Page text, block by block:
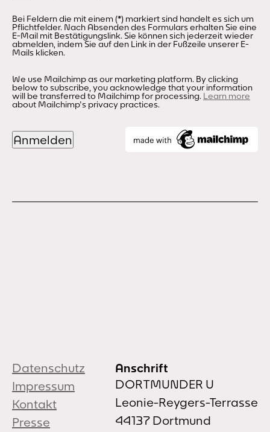
Bei Feldern die mit einem (*) markiert sind handelt es sich um
Pflichtfelder. Nach Absenden des Formulars erhalten Sie eine
E-Mail mit Bestätigungslink. Sie können sich jederzeit wieder
abmelden, indem Sie auf den Link in der Fußzeile unserer E-
Mails klicken.
We use Mailchimp as our marketing platform. By clicking
below to subscribe, you acknowledge that your information
will be transferred to Mailchimp for processing. Learn more
about Mailchimp's privacy practices.
Datenschutz
Impressum
Kontakt
Presse
Anschrift
DORTMUNDER U
Leonie-Reygers-Terrasse
44137 Dortmund